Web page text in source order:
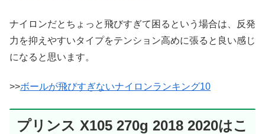
ナイロンだとちょっと飛びすぎて困るという場合は、反発
力を抑えやすいタイプをテンション高めに張ると良い感じ
になると思います。
>>ボールが飛びすぎないナイロンランキング10
プリンス X105 270g 2018 2020はこ